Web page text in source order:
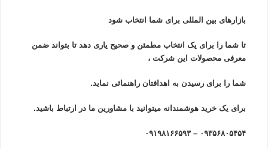
بازار‌های بین المللی برای شما انتخاب شود
تا شما را برای یک انتخاب مطمئن و صحیح یاری دهد تا بتواند ضمن
معرفی محصولات این شرکت ،
شما را برای رسیدن به اهدافتان راهنمائی نماید.
برای یک خرید هوشمندانه میتوانید با مشاورین ما در ارتباط باشید.
۰۹۳۵۶۸۰۵۴۵۴ – ۰۹۱۹۸۱۶۶۵۹۳